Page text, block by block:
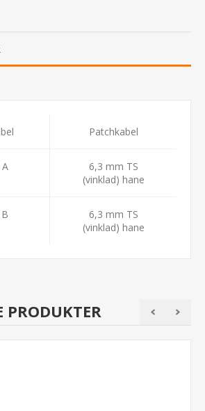
Patchkabel
6,3 mm TS
(vinklad) hane
6,3 mm TS
(vinklad) hane
PRODUKTER